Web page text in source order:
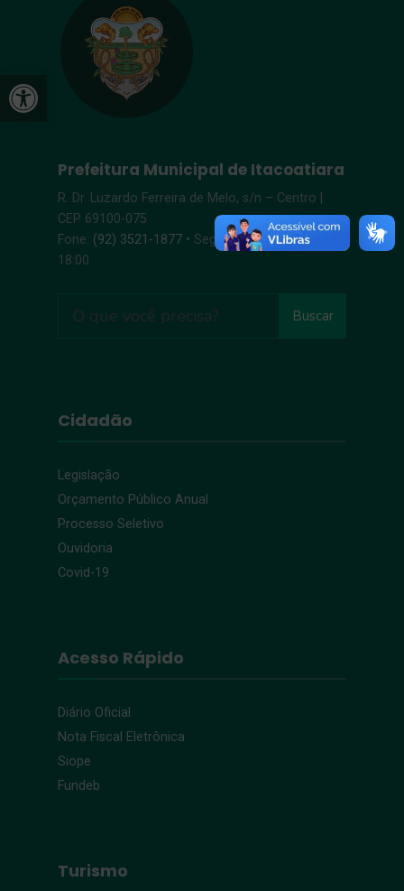
Open toolbar
Prefeitura Municipal de Itacoatiara
R. Dr. Luzardo Ferreira de Melo, s/n – Centro |
CEP 69100-075
Fone: (92) 3521-1877 • Segunda-Sexta, 8:00 –
18:00
Buscar
Cidadão
Legislação
Orçamento Público Anual
Processo Seletivo
Ouvidoria
Covid-19
Acesso Rápido
Diário Oficial
Nota Fiscal Eletrônica
Siope
Fundeb
Turismo